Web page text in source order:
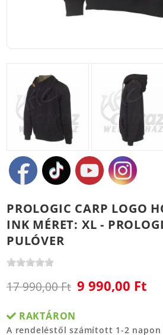
PROLOGIC CARP LOGO
INK MÉRET: XL -
PULÓVER
17 990,00 Ft 9 990,00 Ft
RAKTÁRON
A rendeléstől számított 1-2 napon